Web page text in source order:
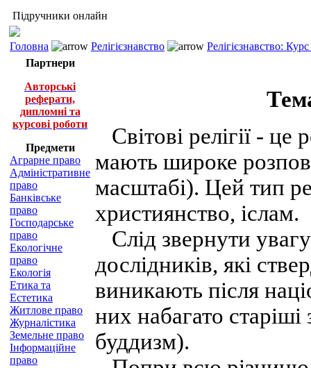
Підручники онлайн
Головна Релігієзнавство
Релігієзнавство:
Партнери
Авторські
реферати,
дипломні та
курсові роботи
Предмети
Аграрне право
Адміністративне
право
Банківське
право
Господарське
право
Екологічне
право
Екологія
Етика та
Естетика
Житлове право
Журналістика
Земельне право
Інформаційне
право
Світові релігії - це
мають широке
масштабі). Цей тип
християнство, іслам.
Слід звернути
дослідників, які
виникають після
них набагато
буддизм).